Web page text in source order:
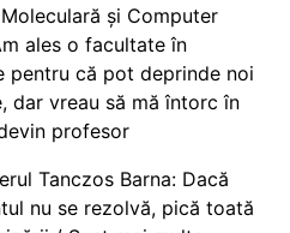
și Computer
ales o facultate în
pentru că pot deprinde noi
dar vreau să mă întorc în
profesor
Tanczos Barna: Dacă
nu se rezolvă, pică toată